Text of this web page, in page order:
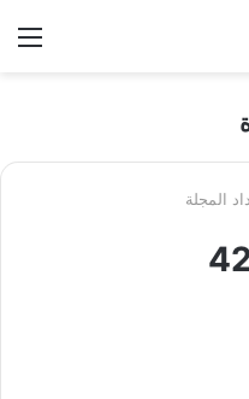
المجلة